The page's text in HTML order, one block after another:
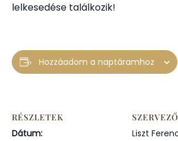
lelkesedése találkozik!
Hozzáadom a naptáramhoz
RÉSZLETEK
Dátum:
SZERVEZŐ
Liszt